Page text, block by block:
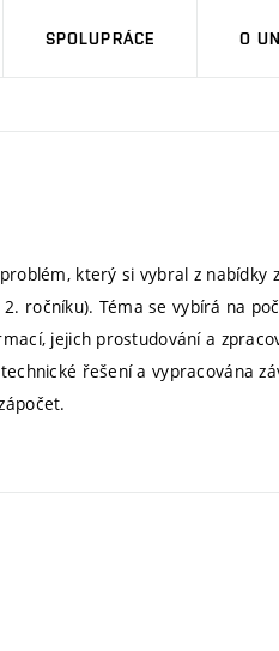
SPOLUPRÁCE O
který si vybral z nabídky
ročníku). Téma se vybírá na
jejich prostudování a
řešení a vypracována